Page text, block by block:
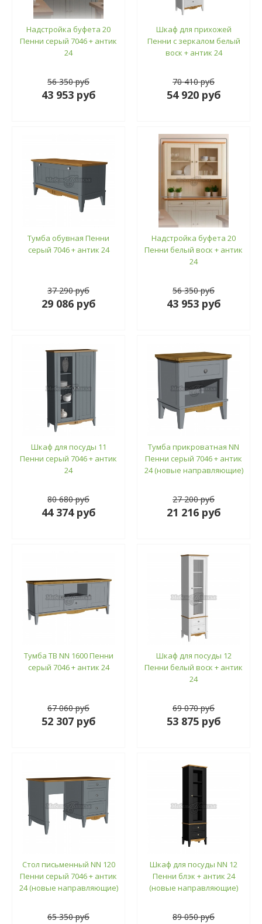
Надстройка буфета 20
Пенни серый 7046 + антик
24
56 350 руб
43 953 руб
Шкаф для прихожей
Пенни с зеркалом белый
воск + антик 24
70 410 руб
54 920 руб
Тумба обувная Пенни
серый 7046 + антик 24
37 290 руб
29 086 руб
Надстройка буфета 20
Пенни белый воск + антик
24
56 350 руб
43 953 руб
Шкаф для посуды 11
Пенни серый 7046 + антик
24
80 680 руб
44 374 руб
Тумба прикроватная NN
Пенни серый 7046 + антик
24 (новые направляющие)
27 200 руб
21 216 руб
Тумба ТВ NN 1600 Пенни
серый 7046 + антик 24
67 060 руб
52 307 руб
Шкаф для посуды 12
Пенни белый воск + антик
24
69 070 руб
53 875 руб
Стол письменный NN 120
Пенни серый 7046 + антик
24 (новые направляющие)
65 350 руб
Шкаф для посуды NN 12
Пенни блэк + антик 24
(новые направляющие)
89 050 руб